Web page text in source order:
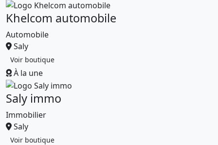
Khelcom automobile
Automobile
Saly
Voir boutique
À la une
Saly immo
Immobilier
Saly
Voir boutique